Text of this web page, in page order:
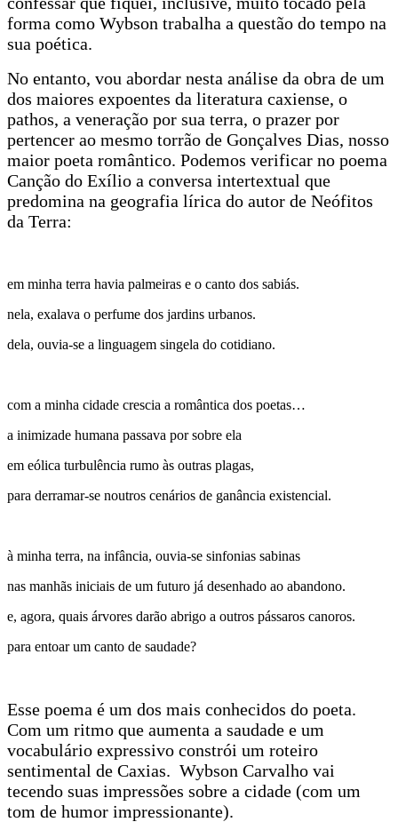
forma como Wybson trabalha a questão do tempo na
sua poética.
No entanto, vou abordar nesta análise da obra de um
dos maiores expoentes da literatura caxiense, o
pathos, a veneração por sua terra, o prazer por
pertencer ao mesmo torrão de Gonçalves Dias, nosso
maior poeta romântico. Podemos verificar no poema
Canção do Exílio a conversa intertextual que
predomina na geografia lírica do autor de Neófitos
da Terra:
em minha terra havia palmeiras e o canto dos sabiás.
nela, exalava o perfume dos jardins urbanos.
dela, ouvia-se a linguagem singela do cotidiano.
com a minha cidade crescia a romântica dos poetas…
a inimizade humana passava por sobre ela
em eólica turbulência rumo às outras plagas,
para derramar-se noutros cenários de ganância existencial.
à minha terra, na infância, ouvia-se sinfonias sabinas
nas manhãs iniciais de um futuro já desenhado ao abandono.
e, agora, quais árvores darão abrigo a outros pássaros canoros.
para entoar um canto de saudade?
Esse poema é um dos mais conhecidos do poeta.
Com um ritmo que aumenta a saudade e um
vocabulário expressivo constrói um roteiro
sentimental de Caxias. Wybson Carvalho vai
tecendo suas impressões sobre a cidade (com um
tom de humor impressionante).